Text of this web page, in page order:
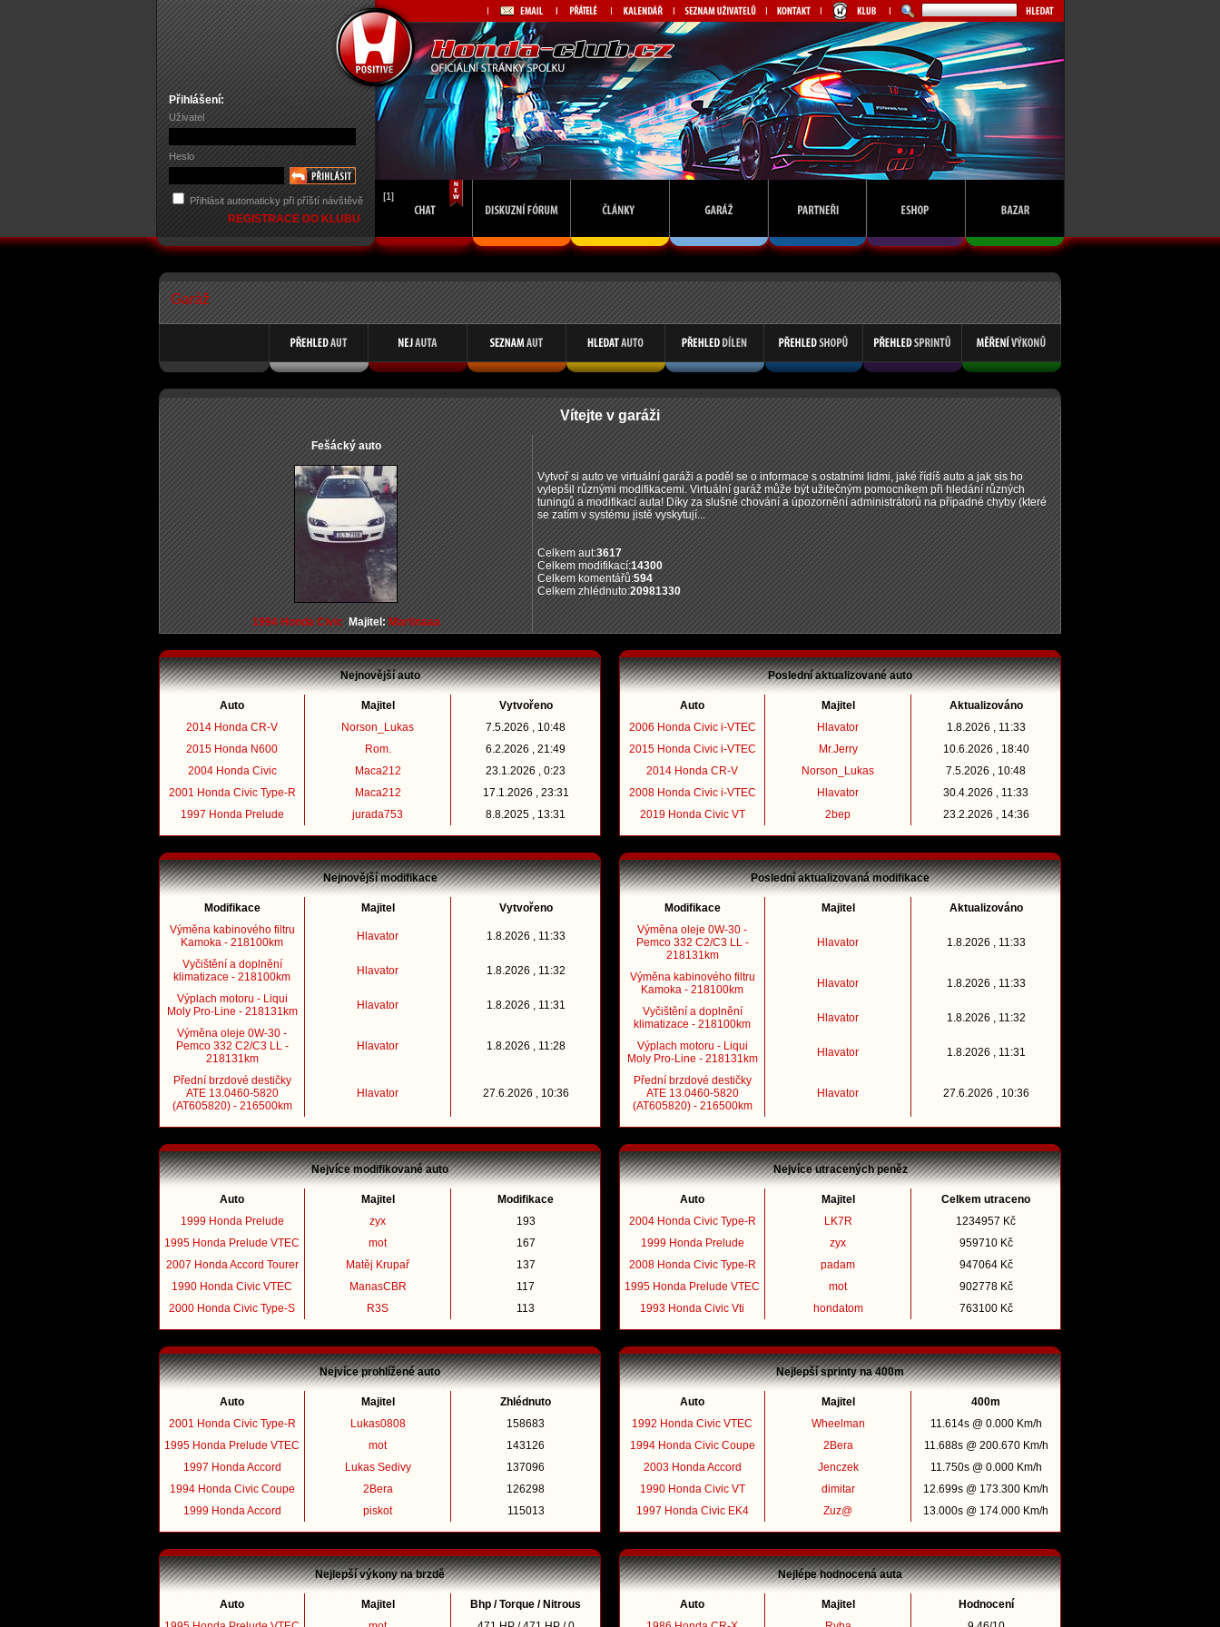
Přihlášení:
Uživatel
Heslo
Přihlásit automaticky při příští návštěvě
REGISTRACE DO KLUBU
[1]
Garáž
Vítejte v garáži
Fešácký auto
1994 Honda CivicMajitel: Martinaaa
Vytvoř si auto ve virtuální garáži a poděl se o informace s ostatními lidmi, jaké řídíš auto a jak sis ho
vylepšil různými modifikacemi. Virtuální garáž může být užitečným pomocníkem při hledání různých
tuningů a modifikací auta! Díky za slušné chování a úpozornění administrátorů na případné chyby (které
se zatím v systému jistě vyskytují...
Celkem aut:3617
Celkem modifikací:14300
Celkem komentářů:594
Celkem zhlédnuto:20981330
Nejnovější auto
Auto Majitel
Vytvořeno
2014 Honda CR-V
Norson_Lukas
7.5.2026 , 10:48
2015 Honda N600
Rom.
6.2.2026 , 21:49
2004 Honda Civic
Maca212
23.1.2026 , 0:23
2001 Honda Civic Type-R
Maca212
17.1.2026 , 23:31
1997 Honda Prelude
jurada753 8.8.2025 , 13:31
Nejnovější modifikace
Modifikace Majitel
Vytvořeno
Výměna kabinového filtru
Kamoka - 218100km
Hlavator 1.8.2026 , 11:33
Vyčištění a doplnění
klimatizace - 218100km
Hlavator 1.8.2026 , 11:32
Výplach motoru - Liqui
Moly Pro-Line - 218131km
Hlavator 1.8.2026 , 11:31
Výměna oleje 0W-30 -
Pemco 332 C2/C3 LL -
218131km
Hlavator 1.8.2026 , 11:28
Přední brzdové destičky
ATE 13.0460-5820
(AT605820) - 216500km
Hlavator 27.6.2026 , 10:36
Nejvíce modifikované auto
Auto Majitel
Modifikace
1999 Honda Prelude
zyx
193
1995 Honda Prelude VTEC
mot
167
2007 Honda Accord Tourer
Matěj Krupař
137
1990 Honda Civic VTEC
ManasCBR
117
2000 Honda Civic Type-S
R3S 113
Nejvíce prohlížené auto
Auto Majitel
Zhlédnuto
2001 Honda Civic Type-R
Lukas0808
158683
1995 Honda Prelude VTEC
mot
143126
1997 Honda Accord
Lukas Sedivy
137096
1994 Honda Civic Coupe
2Bera
126298
1999 Honda Accord
piskot 115013
Nejlepší výkony na brzdě
Auto Majitel
Bhp / Torque / Nitrous
Poslední aktualizované auto
Auto Majitel
Aktualizováno
2006 Honda Civic i-VTEC
Hlavator
1.8.2026 , 11:33
2015 Honda Civic i-VTEC
Mr.Jerry
10.6.2026 , 18:40
2014 Honda CR-V
Norson_Lukas
7.5.2026 , 10:48
2008 Honda Civic i-VTEC
Hlavator
30.4.2026 , 11:33
2019 Honda Civic VT
2bep 23.2.2026 , 14:36
Poslední aktualizovaná modifikace
Modifikace Majitel
Aktualizováno
Výměna oleje 0W-30 -
Pemco 332 C2/C3 LL -
218131km
Hlavator 1.8.2026 , 11:33
Výměna kabinového filtru
Kamoka - 218100km
Hlavator 1.8.2026 , 11:33
Vyčištění a doplnění
klimatizace - 218100km
Hlavator 1.8.2026 , 11:32
Výplach motoru - Liqui
Moly Pro-Line - 218131km
Hlavator 1.8.2026 , 11:31
Přední brzdové destičky
ATE 13.0460-5820
(AT605820) - 216500km
Hlavator 27.6.2026 , 10:36
Nejvíce utracených peněz
Auto Majitel
Celkem utraceno
2004 Honda Civic Type-R
LK7R
1234957 Kč
1999 Honda Prelude
zyx
959710 Kč
2008 Honda Civic Type-R
padam
947064 Kč
1995 Honda Prelude VTEC
mot
902778 Kč
1993 Honda Civic Vti
hondatom 763100 Kč
Nejlepší sprinty na 400m
Auto Majitel
400m
1992 Honda Civic VTEC
Wheelman
11.614s @ 0.000 Km/h
1994 Honda Civic Coupe
2Bera
11.688s @ 200.670 Km/h
2003 Honda Accord
Jenczek
11.750s @ 0.000 Km/h
1990 Honda Civic VT
dimitar
12.699s @ 173.300 Km/h
1997 Honda Civic EK4
Zuz@ 13.000s @ 174.000 Km/h
Nejlépe hodnocená auta
Auto Majitel
Hodnocení